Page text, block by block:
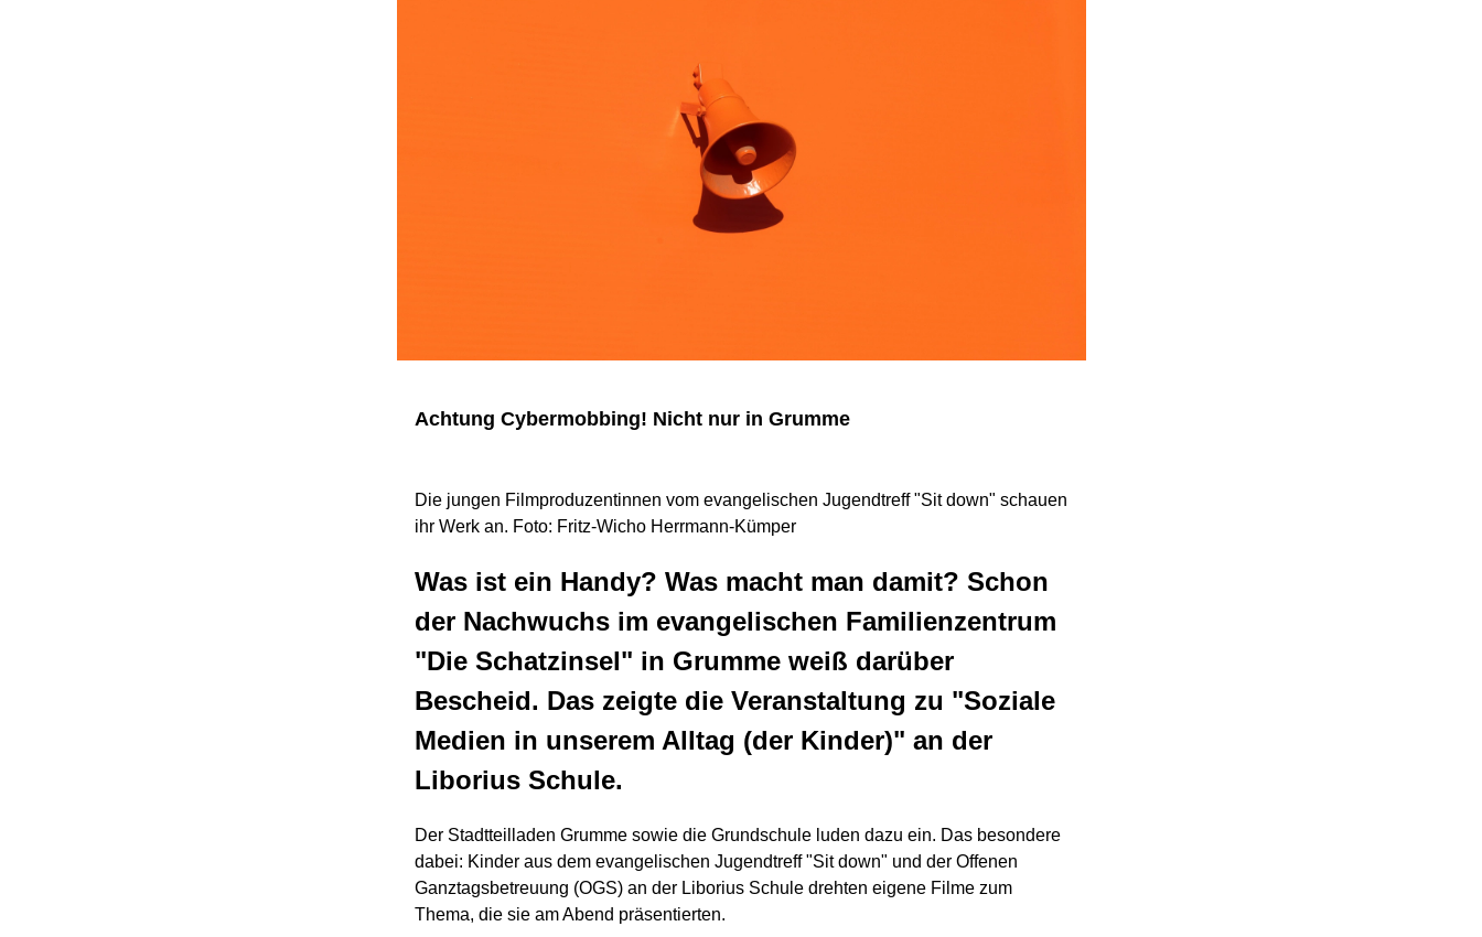
Achtung Cybermobbing! Nicht nur in Grumme
Die jungen Filmproduzentinnen vom evangelischen Jugendtreff "Sit down" schauen
ihr Werk an. Foto: Fritz-Wicho Herrmann-Kümper
Was ist ein Handy? Was macht man damit? Schon
der Nachwuchs im evangelischen Familienzentrum
"Die Schatzinsel" in Grumme weiß darüber
Bescheid. Das zeigte die Veranstaltung zu "Soziale
Medien in unserem Alltag (der Kinder)" an der
Liborius Schule.
Der Stadtteilladen Grumme sowie die Grundschule luden dazu ein. Das besondere
dabei: Kinder aus dem evangelischen Jugendtreff "Sit down" und der Offenen
Ganztagsbetreuung (OGS) an der Liborius Schule drehten eigene Filme zum
Thema, die sie am Abend präsentierten.